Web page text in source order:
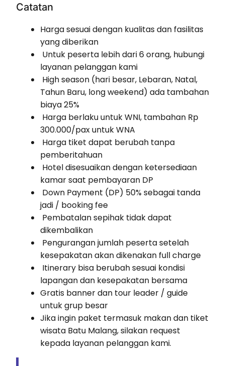
Catatan
Harga sesuai dengan kualitas dan fasilitas
yang diberikan
Untuk peserta lebih dari 6 orang, hubungi
layanan pelanggan kami
High season (hari besar, Lebaran, Natal,
Tahun Baru, long weekend) ada tambahan
biaya 25%
Harga berlaku untuk WNI, tambahan Rp
300.000/pax untuk WNA
Harga tiket dapat berubah tanpa
pemberitahuan
Hotel disesuaikan dengan ketersediaan
kamar saat pembayaran DP
Down Payment (DP) 50% sebagai tanda
jadi / booking fee
Pembatalan sepihak tidak dapat
dikembalikan
Pengurangan jumlah peserta setelah
kesepakatan akan dikenakan full charge
Itinerary bisa berubah sesuai kondisi
lapangan dan kesepakatan bersama
Gratis banner dan tour leader / guide
untuk grup besar
Jika ingin paket termasuk makan dan tiket
wisata Batu Malang, silakan request
kepada layanan pelanggan kami.